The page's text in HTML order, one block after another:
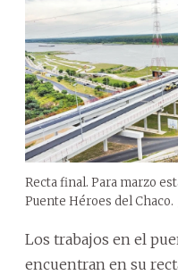
Recta final. Para marzo
Puente Héroes del Chaco.
Los trabajos en el
encuentran en su